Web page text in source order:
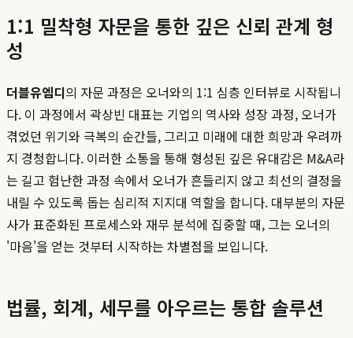
1:1 밀착형 자문을 통한 깊은 신뢰 관계 형
성
더블유엠디의 자문 과정은 오너와의 1:1 심층 인터뷰로 시작됩니
다. 이 과정에서 곽상빈 대표는 기업의 역사와 성장 과정, 오너가
겪었던 위기와 극복의 순간들, 그리고 미래에 대한 희망과 우려까
지 경청합니다. 이러한 소통을 통해 형성된 깊은 유대감은 M&A라
는 길고 험난한 과정 속에서 오너가 흔들리지 않고 최선의 결정을
내릴 수 있도록 돕는 심리적 지지대 역할을 합니다. 대부분의 자문
사가 표준화된 프로세스와 재무 분석에 집중할 때, 그는 오너의
'마음'을 얻는 것부터 시작하는 차별점을 보입니다.
법률, 회계, 세무를 아우르는 통합 솔루션